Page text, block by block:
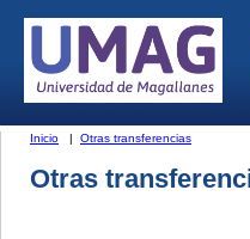
Inicio | Otras transferencias
Otras